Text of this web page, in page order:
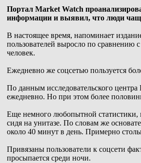
Портал Market Watch
информации и выявил, что люди
В настоящее время, напоминает
пользователей выросло по сравнению
человек.
Ежедневно же соцсетью пользуется
По данным исследовательского
ежедневно. Но при этом более
Еще немного любопытной статистики,
сидя на унитазе. По словам же
около 40 минут в день. Примерно
Привязаны пользователи к соцсети
просыпается среди ночи.